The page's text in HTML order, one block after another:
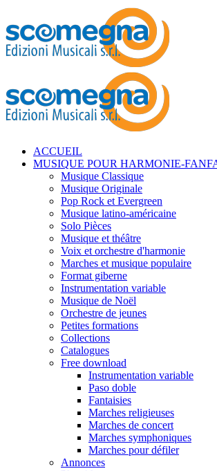
ACCUEIL
MUSIQUE POUR HARMONIE-
Musique Classique
Musique Originale
Pop Rock et Evergreen
Musique latino-américaine
Solo Pièces
Musique et théâtre
Voix et orchestre d'harmonie
Marches et musique populaire
Format giberne
Instrumentation variable
Musique de Noël
Orchestre de jeunes
Petites formations
Collections
Catalogues
Free download
Instrumentation variable
Paso doble
Fantaisies
Marches religieuses
Marches de concert
Marches symphoniques
Marches pour défiler
Annonces